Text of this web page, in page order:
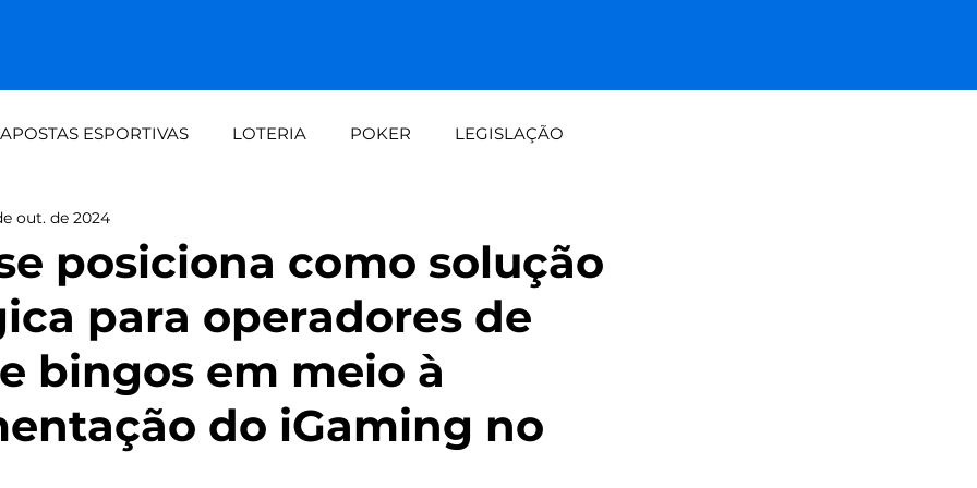
APOSTAS ESPORTIVAS LOTERIA POKER LEGISLAÇÃO
Demanda crescente aos fins de seman
Painel do apostador Setebit vs expe
posiciona como solução
para operadores de
bingos em meio à
do iGaming no
out. de 2024